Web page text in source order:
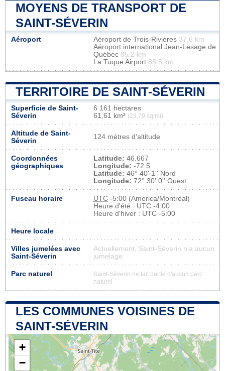
MOYENS DE TRANSPORT DE
SAINT-SÉVERIN
Aéroport Aéroport de Trois-Rivières 37.6 km
Aéroport international Jean-Lesage de
Québec 85.2 km
La Tuque Airport 85.5 km
TERRITOIRE DE SAINT-SÉVERIN
Superficie de Saint-
Séverin
6 161 hectares
61,61 km² (23,79 sq mi)
Altitude de Saint-
Séverin
124 mètres d'altitude
Coordonnées
géographiques
Latitude: 46.667
Longitude: -72.5
Latitude: 46° 40' 1'' Nord
Longitude: 72° 30' 0'' Ouest
Fuseau horaire UTC -5:00 (America/Montreal)
Heure d'été : UTC -4:00
Heure d'hiver : UTC -5:00
Heure locale
Villes jumelées avec
Saint-Séverin
Actuellement, Saint-Séverin n'a aucun
jumelage
Parc naturel
Saint-Séverin ne fait partie d'aucun parc
naturel
LES COMMUNES VOISINES DE
SAINT-SÉVERIN
+
−